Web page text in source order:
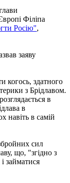
Філіпа
Росію",
заяву
когось, здатного
з Брідлавом.
в
в
навіть в самій
сил
що, "згідно з
займатися